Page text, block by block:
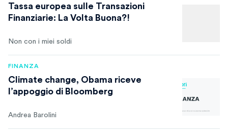
Tassa europea sulle Transazioni
Finanziarie: La Volta Buona?!
Non con i miei soldi
FINANZA
Climate change, Obama riceve
l’appoggio di Bloomberg
Andrea Barolini